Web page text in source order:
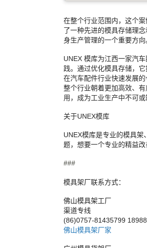
在整个行业范围内，这个
了一种先进的模具存储理
身生产管理的一个重要方向
UNEX 模库为江西一家汽
践。通过优化模具存储，
在汽车配件行业快速发展
整个行业朝着更加高效、
用，成为工业生产中不可或
关于UNEX模库
UNEX模库是专业的模具
题，想要一个专业的精益
###
模具架厂联系方式：
佛山模具架工厂
渠道专线
(86)0757-81435799
佛山模具架厂家